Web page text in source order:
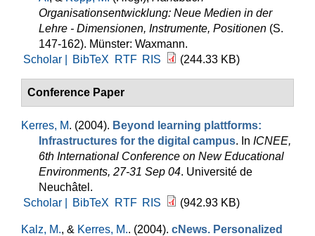
Organisationsentwicklung: Neue Medien in der
Lehre - Dimensionen, Instrumente, Positionen (S.
147-162). Münster: Waxmann.
Scholar |
BibTeX RTF RIS (244.33 KB)
Conference Paper
Kerres, M. (2004). Beyond learning plattforms:
Infrastructures for the digital campus. In ICNEE,
6th International Conference on New Educational
Environments, 27-31 Sep 04. Université de
Neuchâtel.
Scholar |
BibTeX RTF RIS (942.93 KB)
Kalz, M., & Kerres, M.. (2004). cNews. Personalized